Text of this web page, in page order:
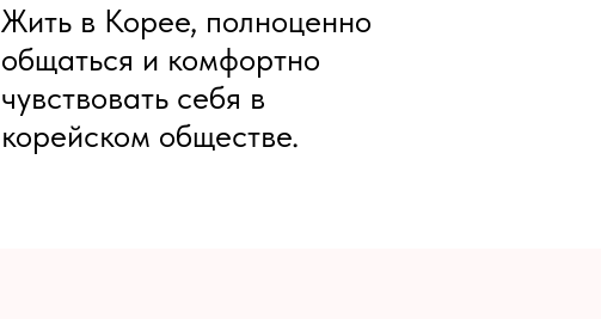
Жить в Корее, полноценно
общаться и комфортно
чувствовать себя в
корейском обществе.